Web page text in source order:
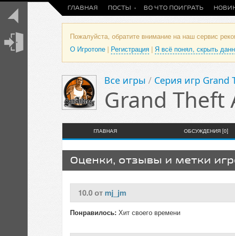
ГЛАВНАЯ ПОСТЫ ВО ЧТО ПОИГРАТЬ
Пожалуйста, обратите внимание на наш сервис
О Игротопе | Регистрация | Я всё понял, скрыть
Все игры / Серия игр Grand
Grand Theft
ГЛАВНАЯ ОБСУЖДЕНИЯ [0]
Оценки, отзывы и метки
10.0 от mj_jm
Понравилось: Хит своего времени